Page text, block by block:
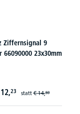
Ziffernsignal 9
66090000 23x30mm
12,23 statt€ 14,59